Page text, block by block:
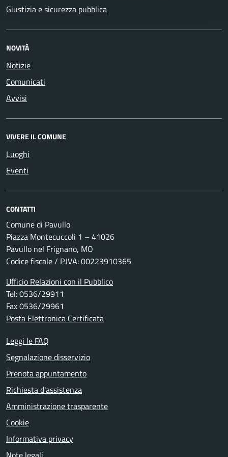
Giustizia e sicurezza pubblica
NOVITÀ
Notizie
Comunicati
Avvisi
VIVERE IL COMUNE
Luoghi
Eventi
CONTATTI
Comune di Pavullo
Piazza Montecuccoli 1 – 41026
Pavullo nel Frignano, MO
Codice fiscale / P.IVA: 00223910365
Ufficio Relazioni con il Pubblico
Tel: 0536/29911
Fax 0536/29961
Posta Elettronica Certificata
Leggi le FAQ
Segnalazione disservizio
Prenota appuntamento
Richiesta d'assistenza
Amministrazione trasparente
Cookie
Informativa privacy